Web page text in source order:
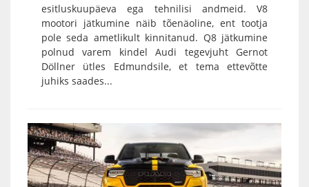
esitluskuupäeva ega tehnilisi andmeid. V8
mootori jätkumine näib tõenäoline, ent tootja
pole seda ametlikult kinnitanud. Q8 jätkumine
polnud varem kindel Audi tegevjuht Gernot
Döllner ütles Edmundsile, et tema ettevõtte
juhiks saades...